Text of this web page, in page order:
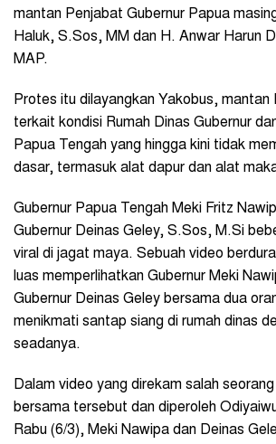
mantan Penjabat Gubernur Papua
Haluk, S.Sos, MM dan H. Anwar Harun
MAP.
Protes itu dilayangkan Yakobus, mantan
terkait kondisi Rumah Dinas Gubernur
Papua Tengah yang hingga kini tidak
dasar, termasuk alat dapur dan alat
Gubernur Papua Tengah Meki Fritz
Gubernur Deinas Geley, S.Sos, M.Si
viral di jagat maya. Sebuah video
luas memperlihatkan Gubernur Meki
Gubernur Deinas Geley bersama dua
menikmati santap siang di rumah dinas
seadanya.
Dalam video yang direkam salah
bersama tersebut dan diperoleh
Rabu (6/3), Meki Nawipa dan Deinas